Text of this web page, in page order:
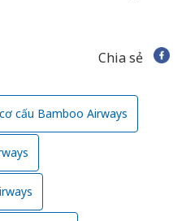
Chia sẻ
cấu Bamboo Airways